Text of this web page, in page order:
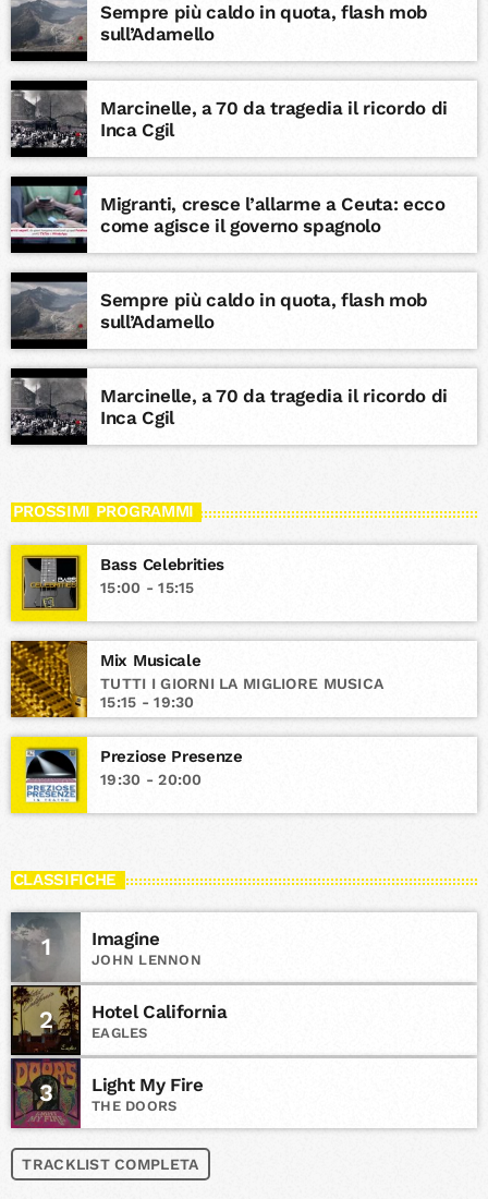
Sempre più caldo in quota, flash mob
sull’Adamello
Marcinelle, a 70 da tragedia il ricordo di
Inca Cgil
Migranti, cresce l’allarme a Ceuta: ecco
come agisce il governo spagnolo
Sempre più caldo in quota, flash mob
sull’Adamello
Marcinelle, a 70 da tragedia il ricordo di
Inca Cgil
PROSSIMI PROGRAMMI
Bass Celebrities
15:00 - 15:15
Mix Musicale
TUTTI I GIORNI LA MIGLIORE MUSICA
15:15 - 19:30
Preziose Presenze
19:30 - 20:00
CLASSIFICHE
1 Imagine
JOHN LENNON
2 Hotel California
EAGLES
3 Light My Fire
THE DOORS
TRACKLIST COMPLETA